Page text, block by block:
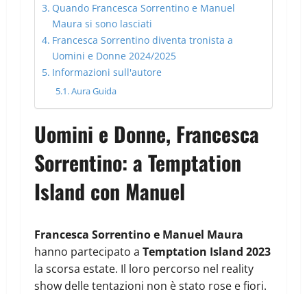
Quando Francesca Sorrentino e Manuel
Maura si sono lasciati
Francesca Sorrentino diventa tronista a
Uomini e Donne 2024/2025
Informazioni sull'autore
Aura Guida
Uomini e Donne, Francesca
Sorrentino: a Temptation
Island con Manuel
Francesca Sorrentino e Manuel Maura
hanno partecipato a Temptation Island 2023
la scorsa estate. Il loro percorso nel reality
show delle tentazioni non è stato rose e fiori.